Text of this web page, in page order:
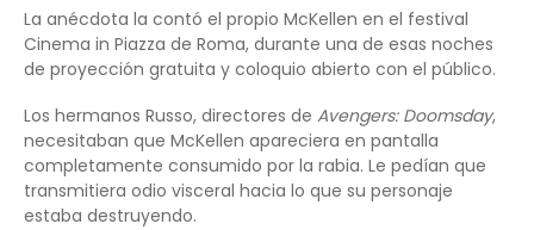
La anécdota la contó el propio McKellen en el festival
Cinema in Piazza de Roma, durante una de esas noches
de proyección gratuita y coloquio abierto con el público.
Los hermanos Russo, directores de Avengers: Doomsday,
necesitaban que McKellen apareciera en pantalla
completamente consumido por la rabia. Le pedían que
transmitiera odio visceral hacia lo que su personaje
estaba destruyendo.